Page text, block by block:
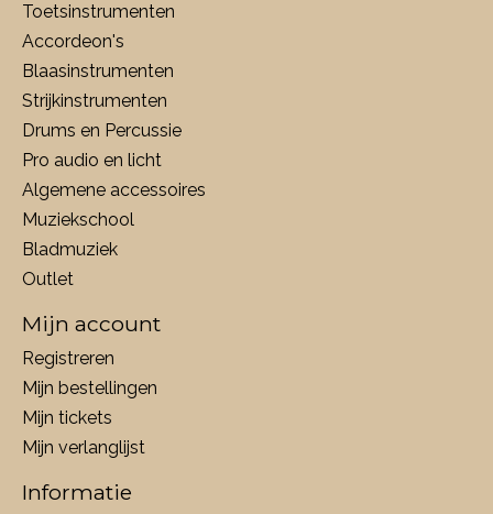
Toetsinstrumenten
Accordeon's
Blaasinstrumenten
Strijkinstrumenten
Drums en Percussie
Pro audio en licht
Algemene accessoires
Muziekschool
Bladmuziek
Outlet
Mijn account
Registreren
Mijn bestellingen
Mijn tickets
Mijn verlanglijst
Informatie